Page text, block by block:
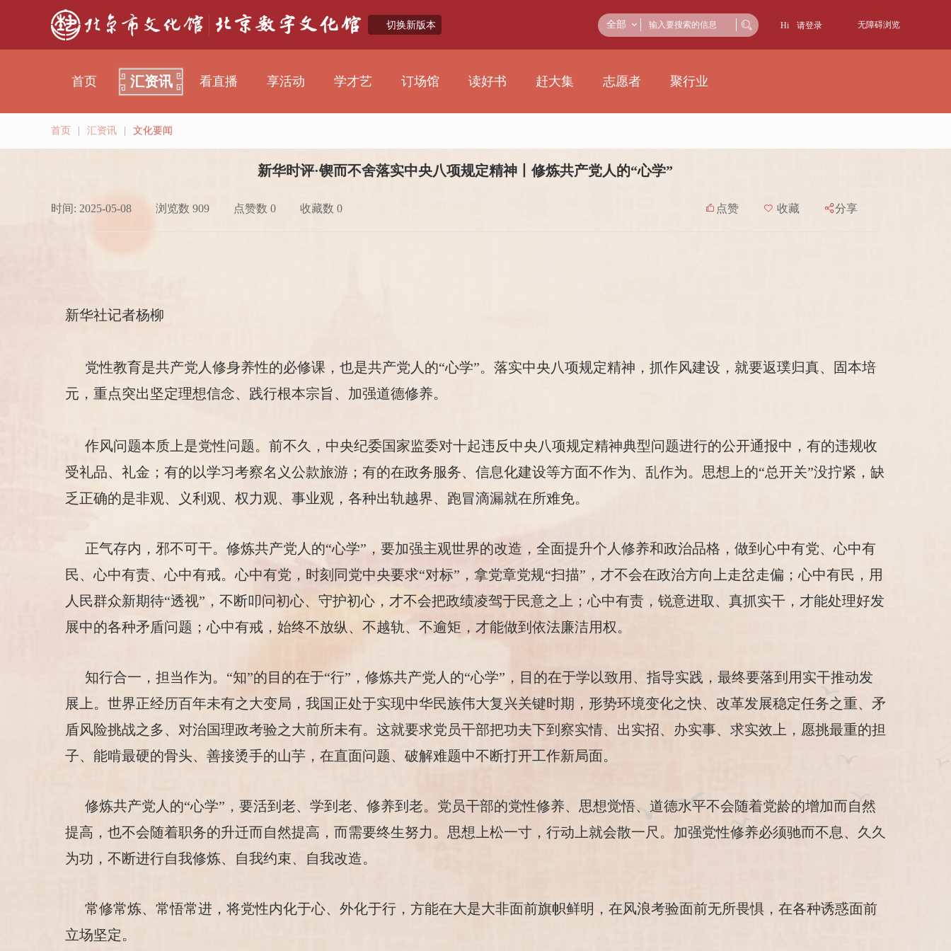
切换新版本 全部 Hi 请登录 无障碍浏览
首页 汇资讯 看直播 享活动 学才艺 订场馆 读好书 赶大集 志愿者 聚行业
首页 汇资讯 文化要闻
新华时评·锲而不舍落实中央八项规定精神丨修炼共产党人的“心学”
时间: 2025-05-08 浏览数 909 点赞数 0 收藏数 0  点赞  收藏 分享
新华社记者杨柳
党性教育是共产党人修身养性的必修课，也是共产党人的“心学”。落实中央八项规定精神，抓作风建设，就要返璞归真、固本培
元，重点突出坚定理想信念、践行根本宗旨、加强道德修养。
作风问题本质上是党性问题。前不久，中央纪委国家监委对十起违反中央八项规定精神典型问题进行的公开通报中，有的违规收
受礼品、礼金；有的以学习考察名义公款旅游；有的在政务服务、信息化建设等方面不作为、乱作为。思想上的“总开关”没拧紧，缺
乏正确的是非观、义利观、权力观、事业观，各种出轨越界、跑冒滴漏就在所难免。
正气存内，邪不可干。修炼共产党人的“心学”，要加强主观世界的改造，全面提升个人修养和政治品格，做到心中有党、心中有
民、心中有责、心中有戒。心中有党，时刻同党中央要求“对标”，拿党章党规“扫描”，才不会在政治方向上走岔走偏；心中有民，用
人民群众新期待“透视”，不断叩问初心、守护初心，才不会把政绩凌驾于民意之上；心中有责，锐意进取、真抓实干，才能处理好发
展中的各种矛盾问题；心中有戒，始终不放纵、不越轨、不逾矩，才能做到依法廉洁用权。
知行合一，担当作为。“知”的目的在于“行”，修炼共产党人的“心学”，目的在于学以致用、指导实践，最终要落到用实干推动发
展上。世界正经历百年未有之大变局，我国正处于实现中华民族伟大复兴关键时期，形势环境变化之快、改革发展稳定任务之重、矛
盾风险挑战之多、对治国理政考验之大前所未有。这就要求党员干部把功夫下到察实情、出实招、办实事、求实效上，愿挑最重的担
子、能啃最硬的骨头、善接烫手的山芋，在直面问题、破解难题中不断打开工作新局面。
修炼共产党人的“心学”，要活到老、学到老、修养到老。党员干部的党性修养、思想觉悟、道德水平不会随着党龄的增加而自然
提高，也不会随着职务的升迁而自然提高，而需要终生努力。思想上松一寸，行动上就会散一尺。加强党性修养必须驰而不息、久久
为功，不断进行自我修炼、自我约束、自我改造。
常修常炼、常悟常进，将党性内化于心、外化于行，方能在大是大非面前旗帜鲜明，在风浪考验面前无所畏惧，在各种诱惑面前
立场坚定。